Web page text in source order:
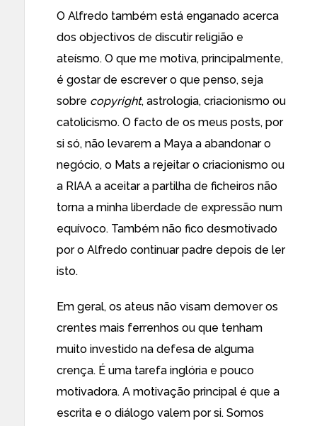
O Alfredo também está enganado acerca
dos objectivos de discutir religião e
ateísmo. O que me motiva, principalmente,
é gostar de escrever o que penso, seja
sobre copyright, astrologia, criacionismo ou
catolicismo. O facto de os meus posts, por
si só, não levarem a Maya a abandonar o
negócio, o Mats a rejeitar o criacionismo ou
a RIAA a aceitar a partilha de ficheiros não
torna a minha liberdade de expressão num
equívoco. Também não fico desmotivado
por o Alfredo continuar padre depois de ler
isto.
Em geral, os ateus não visam demover os
crentes mais ferrenhos ou que tenham
muito investido na defesa de alguma
crença. É uma tarefa inglória e pouco
motivadora. A motivação principal é que a
escrita e o diálogo valem por si. Somos